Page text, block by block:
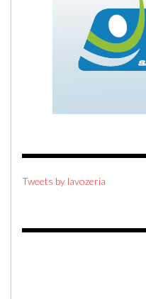
Tweets by lavozeria